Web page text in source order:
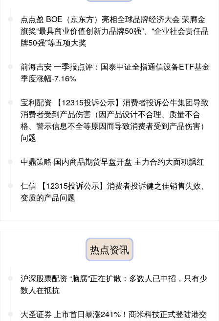
点点盈 BOE（京东方）亮相全球品牌经济大会 荣膺金
旗奖“最具商业价值创新力品牌50强”、“企业社会责任品
牌50强”等五项大奖
前海吉安 一季报点评：国泰中证全指通信设备ETF基金
季度涨幅-7.16%
宝利配资 【12315投诉公示】消费者投诉公牛集团导致
消费者受到产品伤害（因产品设计不合理、质量不合
格、警示信息不全等原因而导致消费者受到产品伤害）
问题
中鼎策略 国内商品期货早盘开盘 主力合约大面积飘红
仁信 【12315投诉公示】消费者投诉健之佳销售失效、
变质的产品问题
热点资讯
沪深股票配资 “脑腐”正在扩散：多数人已中招，只有少
数人在抵抗
大圣证券 上市首日暴涨241%！商米科技正式登陆港交